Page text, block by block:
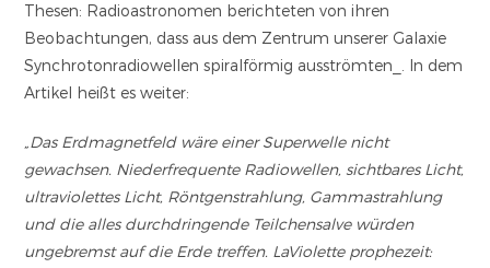
Thesen: Radioastronomen berichteten von ihren
Beobachtungen, dass aus dem Zentrum unserer Galaxie
Synchrotonradiowellen spiralförmig ausströmten_. In dem
Artikel heißt es weiter:
„Das Erdmagnetfeld wäre einer Superwelle nicht
gewachsen. Niederfrequente Radiowellen, sichtbares Licht,
ultraviolettes Licht, Röntgenstrahlung, Gammastrahlung
und die alles durchdringende Teilchensalve würden
ungebremst auf die Erde treffen. LaViolette prophezeit: